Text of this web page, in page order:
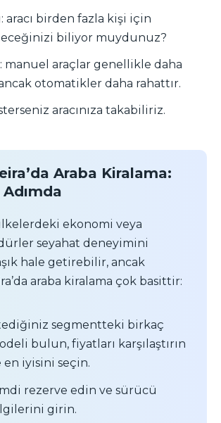
aracı birden fazla kişi için
biliyor muydunuz?
manuel araçlar genellikle daha
otomatikler daha rahattır.
aracınıza takabiliriz.
Araba Kiralama:
ekonomi veya
seyahat deneyimini
hale getirebilir, ancak
araba kiralama çok basittir:
segmentteki birkaç
bulun, fiyatları karşılaştırın
en iyisini seçin.
rezerve edin ve sürücü
girin.